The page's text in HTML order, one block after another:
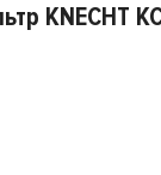
KNECHT